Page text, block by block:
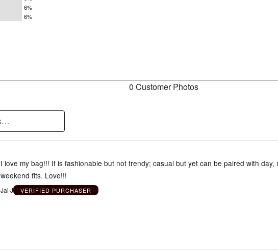
6%
6%
0 Customer Photos
I love my bag!!! It is fashionable but not trendy; casual but yet can be paired with day,
weekend fits. Love!!!
Jai J VERIFIED PURCHASER